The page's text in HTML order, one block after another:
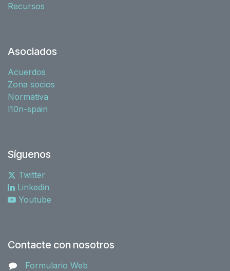
Recursos
Asociados
Acuerdos
Zona socios
Normativa
l10n-spain
Síguenos
Twitter
Linkedin
Youtube
Contacte con nosotros
Formulario Web